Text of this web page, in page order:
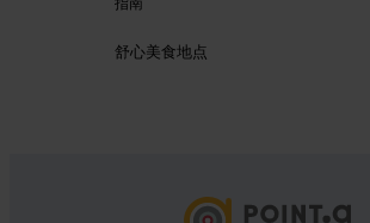
舒心美食地点